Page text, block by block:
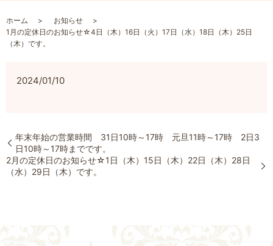
ホーム
お知らせ
1月の定休日のお知らせ☆4日（木）16日（火）17日（水）18日（木）25日
（木）です。
2024/01/10
年末年始の営業時間 31日10時～17時 元旦11時～17時 2日3
日10時～17時までです。
2月の定休日のお知らせ☆1日（木）15日（木）22日（木）28日
（水）29日（木）です。